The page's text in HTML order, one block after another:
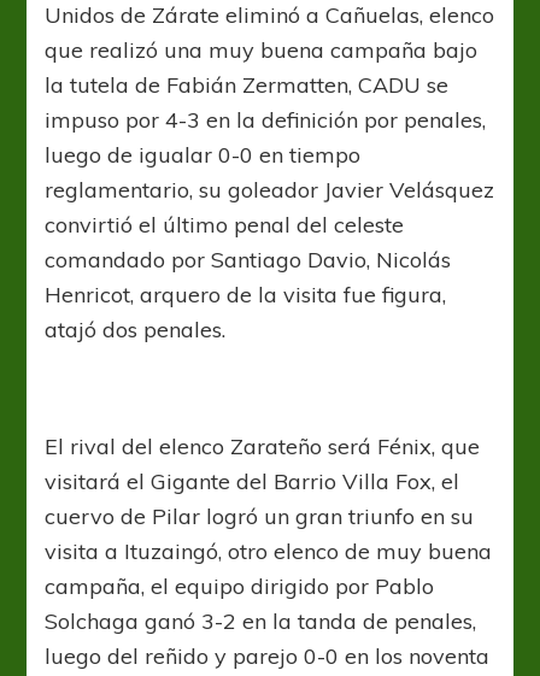
Unidos de Zárate eliminó a Cañuelas, elenco
que realizó una muy buena campaña bajo
la tutela de Fabián Zermatten, CADU se
impuso por 4-3 en la definición por penales,
luego de igualar 0-0 en tiempo
reglamentario, su goleador Javier Velásquez
convirtió el último penal del celeste
comandado por Santiago Davio, Nicolás
Henricot, arquero de la visita fue figura,
atajó dos penales.
El rival del elenco Zarateño será Fénix, que
visitará el Gigante del Barrio Villa Fox, el
cuervo de Pilar logró un gran triunfo en su
visita a Ituzaingó, otro elenco de muy buena
campaña, el equipo dirigido por Pablo
Solchaga ganó 3-2 en la tanda de penales,
luego del reñido y parejo 0-0 en los noventa